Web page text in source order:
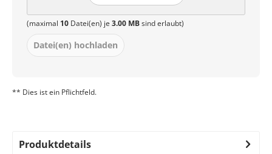
(maximal 10 Datei(en) je 3.00 MBsind erlaubt)
Datei(en) hochladen
** Dies ist ein Pflichtfeld.
Produktdetails